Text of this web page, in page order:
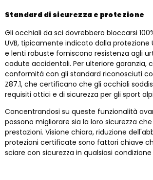
Standard di sicurezza e protezione
Gli occhiali da sci dovrebbero bloccarsi
UVB, tipicamente indicato dalla protezione
e lenti robuste forniscono resistenza agli
cadute accidentali. Per ulteriore garanzia,
conformità con gli standard riconosciuti
Z87.1, che certificano che gli occhiali
requisiti ottici e di sicurezza per gli sport
Concentrandosi su queste funzionalità
possono migliorare sia la loro sicurezza
prestazioni. Visione chiara, riduzione
protezioni certificate sono fattori chiave
sciare con sicurezza in qualsiasi